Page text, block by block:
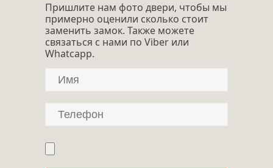
Пришлите нам фото двери, чтобы мы
примерно оценили сколько стоит
заменить замок. Также можете
связаться с нами по Viber или
Whatcapp.